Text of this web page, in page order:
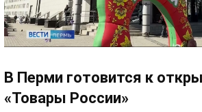
В Перми готовится к
«Товары России»